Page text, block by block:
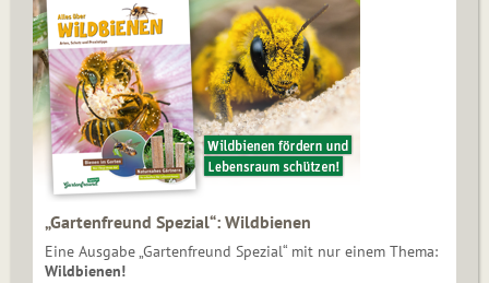
„Gartenfreund Spezial“: Wildbienen
Eine Ausgabe „Gartenfreund Spezial“ mit nur einem Thema:
Wildbienen!